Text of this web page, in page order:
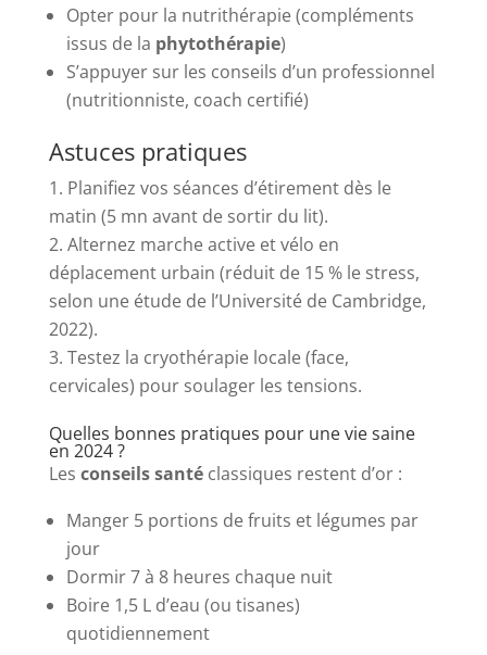
Opter pour la nutrithérapie (compléments
issus de la phytothérapie)
S’appuyer sur les conseils d’un professionnel
(nutritionniste, coach certifié)
Astuces pratiques
Planifiez vos séances d’étirement dès le
matin (5 mn avant de sortir du lit).
Alternez marche active et vélo en
déplacement urbain (réduit de 15 % le stress,
selon une étude de l’Université de Cambridge,
2022).
Testez la cryothérapie locale (face,
cervicales) pour soulager les tensions.
Quelles bonnes pratiques pour une vie saine
en 2024 ?
Les conseils santéclassiques restent d’or :
Manger 5 portions de fruits et légumes par
jour
Dormir 7 à 8 heures chaque nuit
Boire 1,5 L d’eau (ou tisanes)
quotidiennement